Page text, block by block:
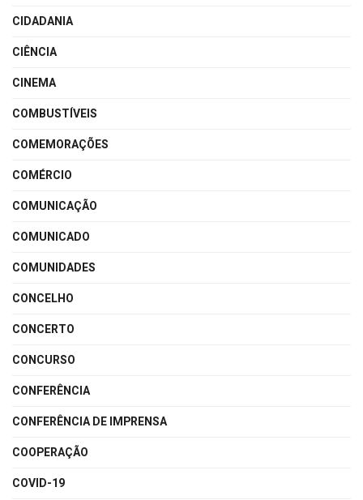
CIDADANIA
CIÊNCIA
CINEMA
COMBUSTÍVEIS
COMEMORAÇÕES
COMÉRCIO
COMUNICAÇÃO
COMUNICADO
COMUNIDADES
CONCELHO
CONCERTO
CONCURSO
CONFERÊNCIA
CONFERÊNCIA DE IMPRENSA
COOPERAÇÃO
COVID-19